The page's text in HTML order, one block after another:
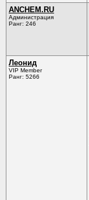
ANCHEM.RU
Администрация
Ранг: 246
Леонид
VIP Member
Ранг: 5266